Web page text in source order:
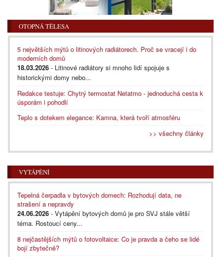
OTOPNÁ TĚLESA
5 největších mýtů o litinových radiátorech. Proč se vracejí i do
moderních domů
18.03.2026 - Litinové radiátory si mnoho lidí spojuje s
historickými domy nebo...
Redakce testuje: Chytrý termostat Netatmo - jednoduchá cesta k
úsporám i pohodlí
Teplo s dotekem elegance: Kamna, která tvoří atmosféru
>> všechny články
VYTÁPĚNÍ
Tepelná čerpadla v bytových domech: Rozhodují data, ne
strašení a nepravdy
24.06.2026 - Vytápění bytových domů je pro SVJ stále větší
téma. Rostoucí ceny...
8 nejčastějších mýtů o fotovoltaice: Co je pravda a čeho se lidé
bojí zbytečně?